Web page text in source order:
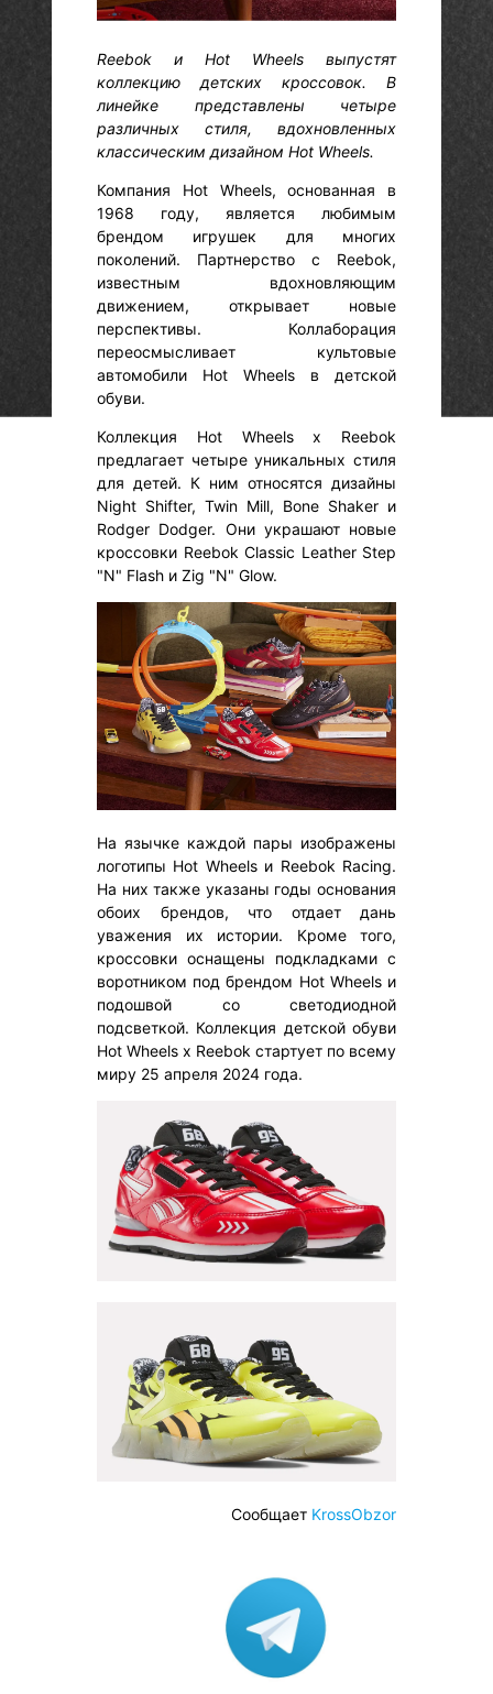
Reebok и Hot Wheels выпустят
коллекцию детских кроссовок. В
линейке представлены четыре
различных стиля, вдохновленных
классическим дизайном Hot Wheels.
Компания Hot Wheels, основанная в
1968 году, является любимым
брендом игрушек для многих
поколений. Партнерство с Reebok,
известным вдохновляющим
движением, открывает новые
перспективы. Коллаборация
переосмысливает культовые
автомобили Hot Wheels в детской
обуви.
Коллекция Hot Wheels x Reebok
предлагает четыре уникальных стиля
для детей. К ним относятся дизайны
Night Shifter, Twin Mill, Bone Shaker и
Rodger Dodger. Они украшают новые
кроссовки Reebok Classic Leather Step
"N" Flash и Zig "N" Glow.
На язычке каждой пары изображены
логотипы Hot Wheels и Reebok Racing.
На них также указаны годы основания
обоих брендов, что отдает дань
уважения их истории. Кроме того,
кроссовки оснащены подкладками с
воротником под брендом Hot Wheels и
подошвой со светодиодной
подсветкой. Коллекция детской обуви
Hot Wheels x Reebok стартует по всему
миру 25 апреля 2024 года.
Сообщает KrossObzor